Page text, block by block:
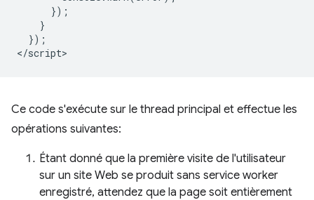
      });
    }
  });
Ce code s'exécute sur le thread principal et effectue les
opérations suivantes:
Étant donné que la première visite de l'utilisateur
sur un site Web se produit sans service worker
enregistré, attendez que la page soit entièrement